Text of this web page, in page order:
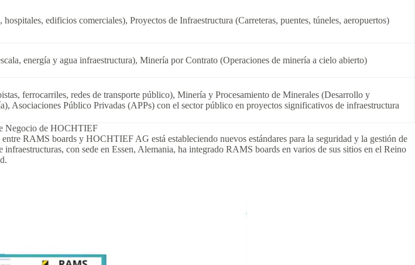
edificios comerciales), Proyectos de Infraestructura (Carreteras, puentes, túneles, aeropuertos)
energía y agua infraestructura), Minería por Contrato (Operaciones de minería a cielo abierto)
ferrocarriles, redes de transporte público), Minería y Procesamiento de Minerales (Desarrollo y
Asociaciones Público Privadas (APPs) con el sector público en proyectos significativos de infraestructura
Negocio de HOCHTIEF
RAMS boards y HOCHTIEF AG está estableciendo nuevos estándares para la seguridad y la gestión de
con sede en Essen, Alemania, ha integrado RAMS boards en varios de sus sitios en el Reino